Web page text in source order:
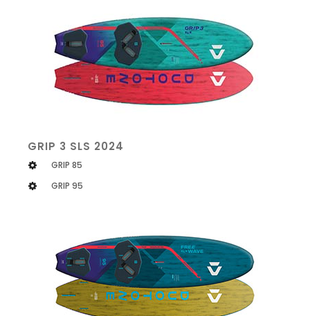
GRIP 3 SLS 2024
GRIP 85
GRIP 95